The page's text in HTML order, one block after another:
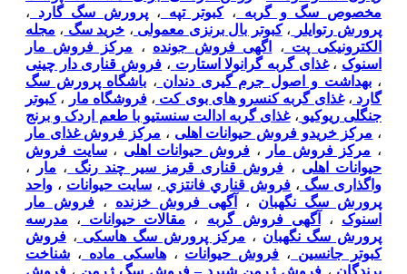
مخصوص سگ و گربه
،کبوتر تپه ، پرورش سگ گارد
،
پرورش رتوایلر
،کبوتر بال برنزی معمولی ، خرید سگ ، مجله
الکترونیکی پت ، اگهی فروش جونده ، مرکز فروش مار
اسنوک ،غذای گربه گرانولا استارت ، فروش قناری دار چینی
،بهداشت و اصول جرم گیری دندان ، باشگاه پرورش سگ
گارد ،غذای گربه کنسرو های بوی کت ،فروشگاه مار ،کبوتر
جنگلی ریوکیو ،غذای گربه ادالت سنستیو با طعم اردک و برنج
، مرکز خریدو فروش حیوانات اهلی ، مرکز فروش غذای مار
، مرکز فروش مار ، فروش حیوانات اهلی ،سایت فروش
حیوانات اهلی ، فروش قناری قرمز سیر چند رنگ ، مار
،
واگذاری سگ ، فروش قناري فانتزي ، سایت حیوانات ، واحد
پرورش سگ نگهبان ، آگهی فروش خزنده ، فروش مار
اسنوک ، آگهی فروش گربه ، مقالات حیوانات ، مدرسه
پرورش سگ نگهبان ، مرکز پرورش سگ هاسکی ، فروش
کبوتر جانسین ، فروش حیوانات ،هاسکی ماده ، شناخت
پرندگان ، فروش ژرمن شپرد – فروش سگ ژرمن ، فروش